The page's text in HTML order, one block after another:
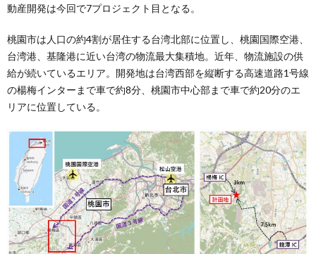
動産開発は今回で7プロジェクト目となる。
桃園市は人口の約4割が居住する台湾北部に位置し、桃園国際空港、
台湾港、基隆港に近い台湾の物流最大集積地。近年、物流施設の供
給が続いているエリア。開発地は台湾西部を縦断する高速道路1号線
の楊梅インターまで車で約8分、桃園市中心部まで車で約20分のエ
リアに位置している。